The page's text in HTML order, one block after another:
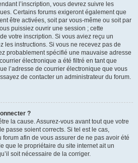
l’inscription, vous devrez suivre les
Certains forums exigeront également que
être activées, soit par vous-même ou soit par
puissiez ouvrir une session ; cette
votre inscription. Si vous aviez reçu un
les instructions. Si vous ne recevez pas de
probablement spécifié une mauvaise adresse
électronique a été filtré en tant que
l’adresse de courrier électronique que vous
de contacter un administrateur du forum.
?
la cause. Assurez-vous avant tout que votre
passe soient corrects. Si tel est le cas,
afin de vous assurer de ne pas avoir été
que le propriétaire du site internet ait un
soit nécessaire de la corriger.